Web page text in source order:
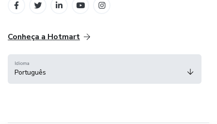
Conheça a Hotmart
Idioma
Português